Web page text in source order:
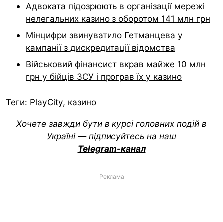
Адвоката підозрюють в організації мережі
нелегальних казино з оборотом 141 млн грн
Мінцифри звинуватило Гетманцева у
кампанії з дискредитації відомства
Військовий фінансист вкрав майже 10 млн
грн у бійців ЗСУ і програв їх у казино
Теги: PlayCity, казино
Хочете завжди бути в курсі головних подій в
Україні — підписуйтесь на наш
Telegram-канал
Реклама